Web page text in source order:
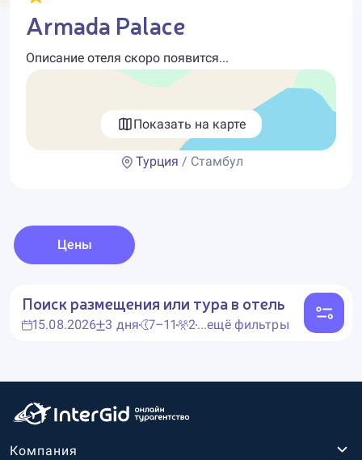
Armada Palace
Описание отеля скоро появится...
Показать на карте
Турция / Стамбул
Цены
Поиск размещения или тура в отель
15.08.2026 3 дня 7–11 2...ещё фильтры
Компания